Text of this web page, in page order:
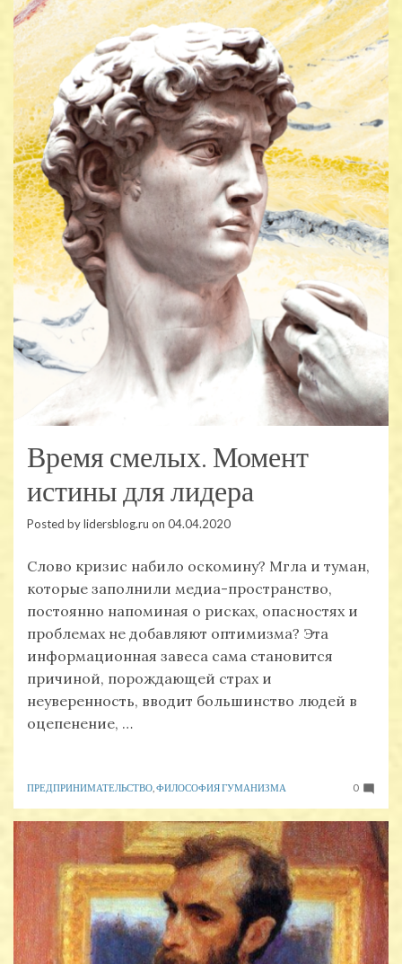
Время смелых. Момент
истины для лидера
Posted bylidersblog.ru on 04.04.2020
Слово кризис набило оскомину? Мгла и туман,
которые заполнили медиа-пространство,
постоянно напоминая о рисках, опасностях и
проблемах не добавляют оптимизма? Эта
информационная завеса сама становится
причиной, порождающей страх и
неуверенность, вводит большинство людей в
оцепенение, …
ПРЕДПРИНИМАТЕЛЬСТВО ФИЛОСОФИЯ ГУМАНИЗМА 0